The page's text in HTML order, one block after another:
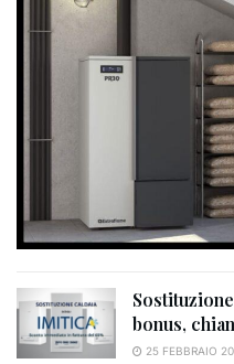
bonus,
25 FEBBRAIO